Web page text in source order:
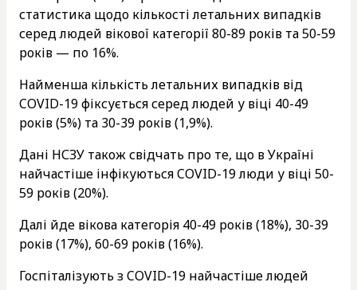
статистика щодо кількості летальних випадків
серед людей вікової категорії 80-89 років та 50-59
років — по 16%.
Найменша кількість летальних випадків від
COVID-19 фіксується серед людей у віці 40-49
років (5%) та 30-39 років (1,9%).
Дані НСЗУ також свідчать про те, що в Україні
найчастіше інфікуються COVID-19 люди у віці 50-
59 років (20%).
Далі йде вікова категорія 40-49 років (18%), 30-39
років (17%), 60-69 років (16%).
Госпіталізують з COVID-19 найчастіше людей